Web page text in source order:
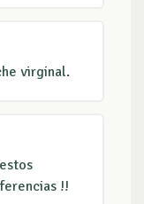
virginal.
!!